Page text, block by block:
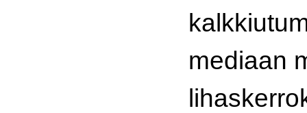
mediaan